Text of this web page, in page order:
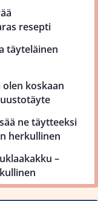
resepti
täyteläinen
koskaan
ne täytteeksi
herkullinen
–